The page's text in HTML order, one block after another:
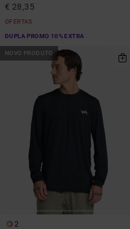
€ 28,35
OFERTAS
DUPLA PROMO 10% EXTRA
NOVO PRODUTO
2